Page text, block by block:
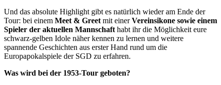
Und das absolute Highlight gibt es natürlich wieder am Ende der
Tour: bei einem Meet & Greetmit einerVereinsikone sowie einem
Spieler der aktuellen Mannschafthabt ihr die Möglichkeit eure
schwarz-gelben Idole näher kennen zu lernen und weitere
spannende Geschichten aus erster Hand rund um die
Europapokalspiele der SGD zu erfahren.
Was wird bei der 1953-Tour geboten?